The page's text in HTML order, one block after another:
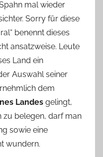
mal wieder
Sorry für diese
benennt dieses
ansatzweise. Leute
Land ein
Auswahl seiner
dem
Landes gelingt,
zu belegen, darf man
sowie eine
wundern.